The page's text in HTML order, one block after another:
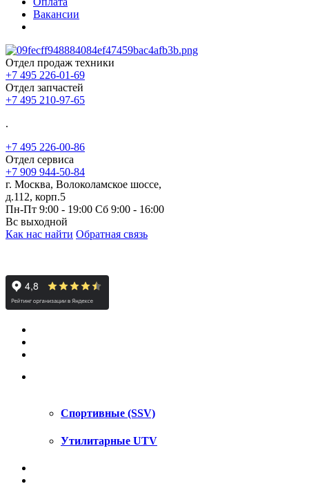
Вакансии
Отдел продаж техники
+7 495 226-01-69
Отдел запчастей
+7 495 210-97-65
.
+7 495 226-00-86
Отдел сервиса
+7 909 944-50-84
г. Москва, Волоколамское шоссе,
д.112, корп.5
Пн-Пт 9:00 - 19:00 Сб 9:00 - 16:00
Вс выходной
Как нас найти Обратная связь
Спортивные (SSV)
Утилитарные UTV